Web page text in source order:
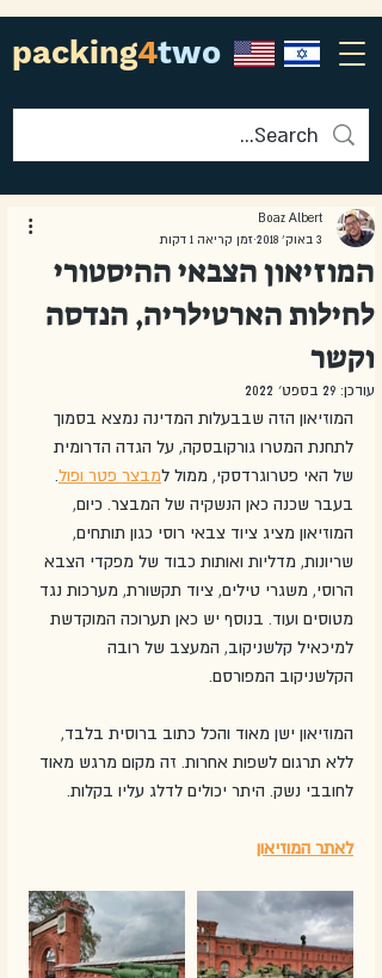
packing4two
המוזיאון הצבאי ההיסטורי
לחילות הארטילריה, הנדסה
וקשר
Boaz Albert
3 באוק׳ 2018
זמן קריאה 1 דקות
עודכן: 29 בספט׳ 2022
המוזיאון הזה שבבעלות המדינה נמצא בסמוך
לתחנת המטרו גורקובסקה, על הגדה הדרומית
של האי פטרוגרדסקי, ממול למבצר פטר ופול
בעבר שכנה כאן הנשקיה של המבצר. כיום,
המוזיאון מציג ציוד צבאי רוסי כגון תותחים,
שריונות, מדליות ואותות כבוד של מפקדי הצבא
הרוסי, משגרי טילים, ציוד תקשורת, מערכות נגד
מטוסים ועוד. בנוסף יש כאן תערוכה המוקדשת
למיכאיל קלשניקוב, המעצב של רובה
הקלשניקוב המפורסם.
המוזיאון ישן מאוד והכל כתוב ברוסית בלבד,
ללא תרגום לשפות אחרות. זה מקום מרגש מאוד
לחובבי נשק. היתר יכולים לדלג עליו בקלות.
לאתר המוזיאון